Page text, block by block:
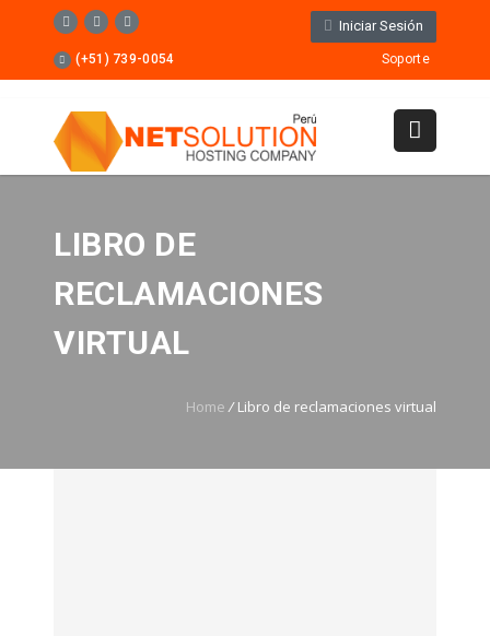
Iniciar Sesión
(+51) 739-0054 Soporte
LIBRO DE
RECLAMACIONES
VIRTUAL
Home / Libro de reclamaciones virtual